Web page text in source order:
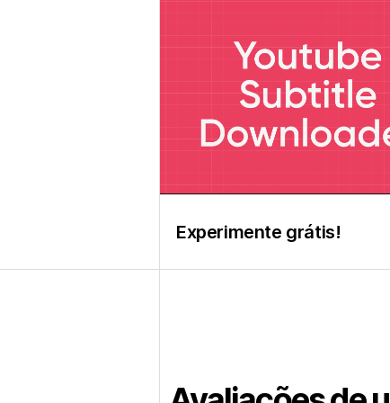
Experimente grátis!